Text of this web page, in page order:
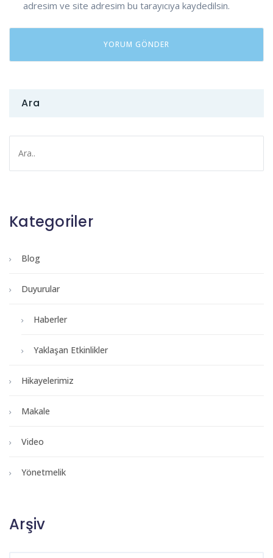
adresim ve site adresim bu tarayıcıya kaydedilsin.
Ara
Kategoriler
Blog
Duyurular
Haberler
Yaklaşan Etkinlikler
Hikayelerimiz
Makale
Video
Yönetmelik
Arşiv